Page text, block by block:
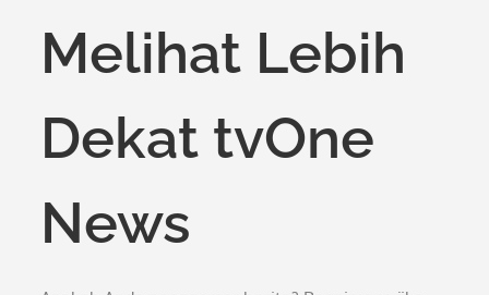
Melihat Lebih
Dekat tvOne
News